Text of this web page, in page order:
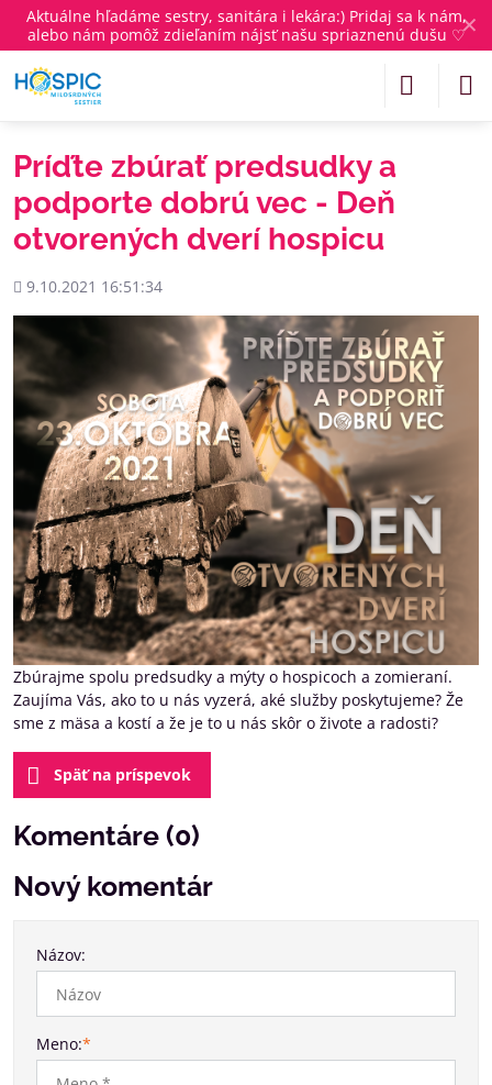
✕
Aktuálne hľadáme sestry, sanitára i lekára:) Pridaj sa k nám,
alebo nám pomôž zdieľaním nájsť našu spriaznenú dušu ♡
Príďte zbúrať predsudky a
podporte dobrú vec - Deň
otvorených dverí hospicu
Pridané
9.10.2021 16:51:34
Zbúrajme spolu predsudky a mýty o hospicoch a zomieraní.
Zaujíma Vás, ako to u nás vyzerá, aké služby poskytujeme? Že
sme z mäsa a kostí a že je to u nás skôr o živote a radosti?
Späť na príspevok
Komentáre (0)
Nový komentár
Názov:
Meno:*